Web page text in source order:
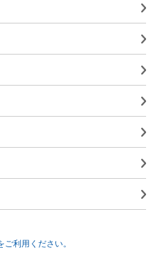
利用ください。